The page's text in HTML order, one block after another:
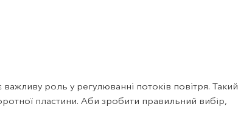
роль у регулюванні потоків повітря. Такий
пластини. Аби зробити правильний вибір,